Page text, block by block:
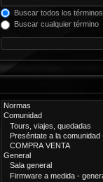
Buscar todos los términos
Buscar cualquier término